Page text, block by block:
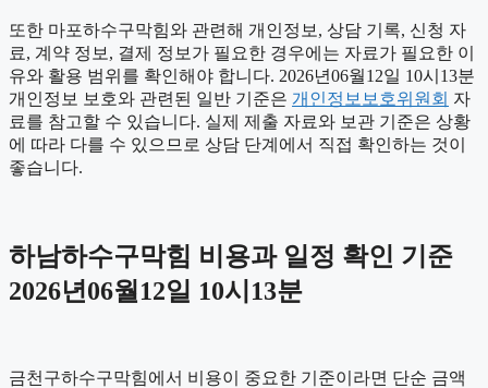
또한 마포하수구막힘와 관련해 개인정보, 상담 기록, 신청 자
료, 계약 정보, 결제 정보가 필요한 경우에는 자료가 필요한 이
유와 활용 범위를 확인해야 합니다. 2026년06월12일 10시13분
개인정보 보호와 관련된 일반 기준은 개인정보보호위원회 자
료를 참고할 수 있습니다. 실제 제출 자료와 보관 기준은 상황
에 따라 다를 수 있으므로 상담 단계에서 직접 확인하는 것이
좋습니다.
하남하수구막힘 비용과 일정 확인 기준
2026년06월12일 10시13분
금천구하수구막힘에서 비용이 중요한 기준이라면 단순 금액